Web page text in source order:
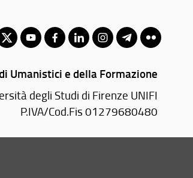
Umanistici e della Formazione
degli Studi di Firenze UNIFI
P.IVA/Cod.Fis 01279680480